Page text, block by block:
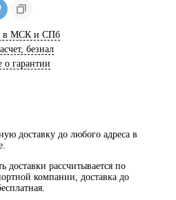
в МСК и СПб
безнал
о гарантии
доставку до любого адреса в
доставки рассчитывается по
компании, доставка до